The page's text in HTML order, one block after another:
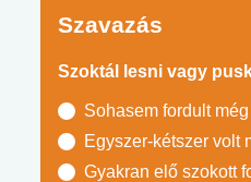
Szavazás
Szoktál lesni vagy
Sohasem fordult
Egyszer-kétszer volt
Gyakran elő szokott